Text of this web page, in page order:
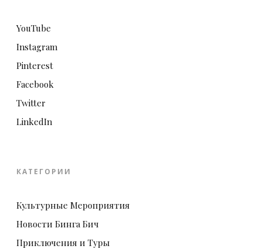
YouTube
Instagram
Pinterest
Facebook
Twitter
LinkedIn
КАТЕГОРИИ
Культурные Мероприятия
Новости Бинга Бич
Приключения и Туры